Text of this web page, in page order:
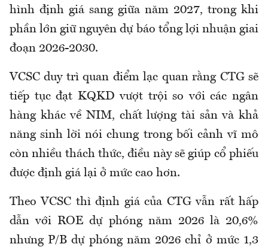
hình định giá sang giữa năm 2027, trong khi
phần lớn giữ nguyên dự báo tổng lợi nhuận giai
đoạn 2026-2030.
VCSC duy trì quan điểm lạc quan rằng CTG sẽ
tiếp tục đạt KQKD vượt trội so với các ngân
hàng khác về NIM, chất lượng tài sản và khả
năng sinh lời nói chung trong bối cảnh vĩ mô
còn nhiều thách thức, điều này sẽ giúp cổ phiếu
được định giá lại ở mức cao hơn.
Theo VCSC thì định giá của CTG vẫn rất hấp
dẫn với ROE dự phóng năm 2026 là 20,6%
nhưng P/B dự phóng năm 2026 chỉ ở mức 1,3